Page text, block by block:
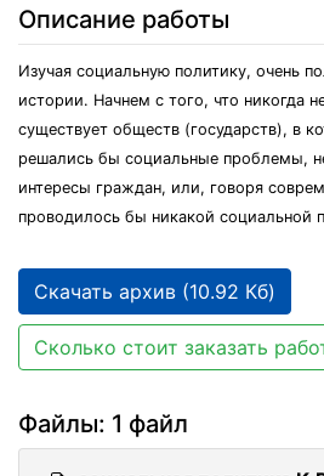
Описание работы
Изучая социальную политику, очень
истории. Начнем с того, что никогда
существует обществ (государств), в
решались бы социальные проблемы,
интересы граждан, или, говоря
проводилось бы никакой социальной
Скачать архив (10.92 Кб)
Сколько стоит заказать
Файлы: 1 файл